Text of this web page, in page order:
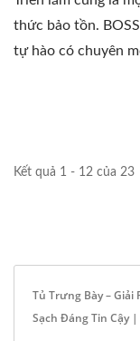
thức bảo tồn.
tự hào có chuyên
Kết quả 1 - 12 của 23
Tủ Trưng Bày – Giải
Sạch Đáng Tin Cậy |